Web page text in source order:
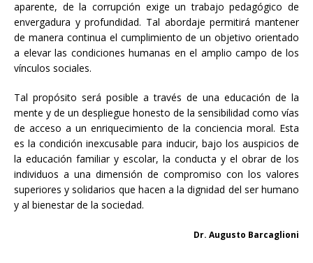
aparente, de la corrupción exige un trabajo pedagógico de
envergadura y profundidad. Tal abordaje permitirá mantener
de manera continua el cumplimiento de un objetivo orientado
a elevar las condiciones humanas en el amplio campo de los
vínculos sociales.
Tal propósito será posible a través de una educación de la
mente y de un despliegue honesto de la sensibilidad como vías
de acceso a un enriquecimiento de la conciencia moral. Esta
es la condición inexcusable para inducir, bajo los auspicios de
la educación familiar y escolar, la conducta y el obrar de los
individuos a una dimensión de compromiso con los valores
superiores y solidarios que hacen a la dignidad del ser humano
y al bienestar de la sociedad.
Dr. Augusto Barcaglioni